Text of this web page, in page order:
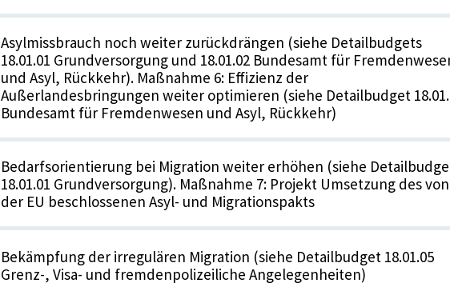
Asylmissbrauch noch weiter zurückdrängen (siehe Detailbudgets
18.01.01 Grundversorgung und 18.01.02 Bundesamt für
und Asyl, Rückkehr). Maßnahme 6: Effizienz der
Außerlandesbringungen weiter optimieren (siehe Detailbudget
Bundesamt für Fremdenwesen und Asyl, Rückkehr)
Bedarfsorientierung bei Migration weiter erhöhen (siehe
18.01.01 Grundversorgung). Maßnahme 7: Projekt Umsetzung des von
der EU beschlossenen Asyl- und Migrationspakts
Bekämpfung der irregulären Migration (siehe Detailbudget 18.01.05
Grenz-, Visa- und fremdenpolizeiliche Angelegenheiten)